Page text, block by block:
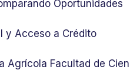
Oportunidades
y Acceso a Crédito
Facultad de